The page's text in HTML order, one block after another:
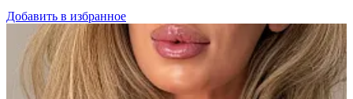
Добавить в избранное